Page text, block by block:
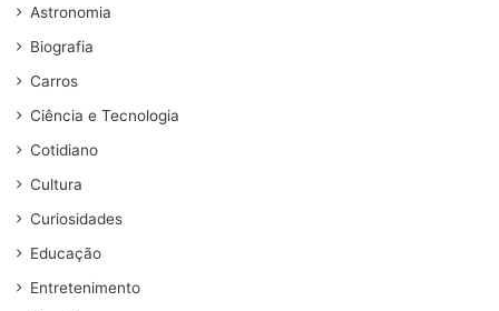
Astronomia
Biografia
Carros
Ciência e Tecnologia
Cotidiano
Cultura
Curiosidades
Educação
Entretenimento